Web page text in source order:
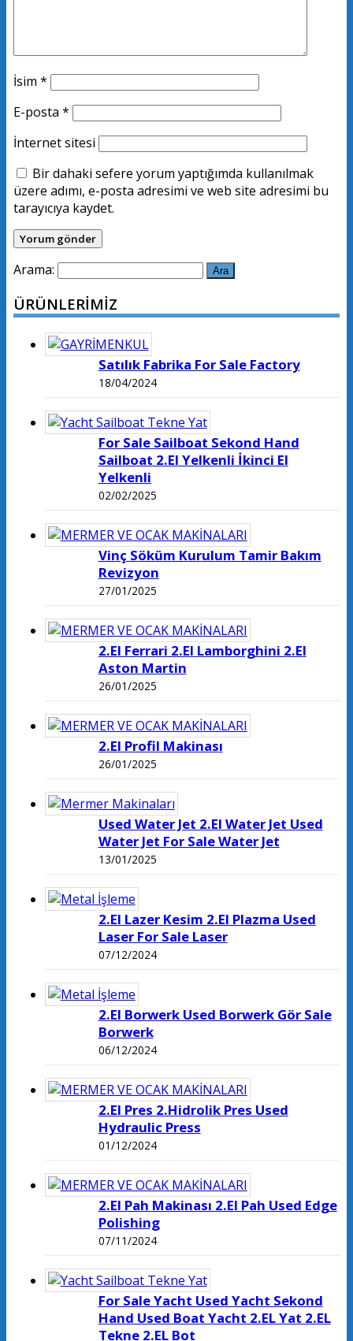
İsim *
E-posta *
İnternet sitesi
Bir dahaki sefere yorum yaptığımda kullanılmak
üzere adımı, e-posta adresimi ve web site adresimi bu
tarayıcıya kaydet.
Arama:
ÜRÜNLERİMİZ
Satılık Fabrika For Sale Factory
18/04/2024
For Sale Sailboat Sekond Hand
Sailboat 2.El Yelkenli İkinci El
Yelkenli
02/02/2025
Vinç Söküm Kurulum Tamir Bakım
Revizyon
27/01/2025
2.El Ferrari 2.El Lamborghini 2.El
Aston Martin
26/01/2025
2.El Profil Makinası
26/01/2025
Used Water Jet 2.El Water Jet Used
Water Jet For Sale Water Jet
13/01/2025
2.El Lazer Kesim 2.El Plazma Used
Laser For Sale Laser
07/12/2024
2.El Borwerk Used Borwerk Gör Sale
Borwerk
06/12/2024
2.El Pres 2.Hidrolik Pres Used
Hydraulic Press
01/12/2024
2.El Pah Makinası 2.El Pah Used Edge
Polishing
07/11/2024
For Sale Yacht Used Yacht Sekond
Hand Used Boat Yacht 2.EL Yat 2.EL
Tekne 2.EL Bot